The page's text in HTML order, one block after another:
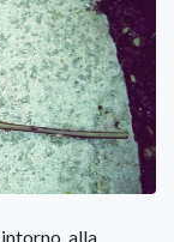
intorno alla